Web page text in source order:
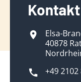
Kontakt
Elsa-
40878
+49